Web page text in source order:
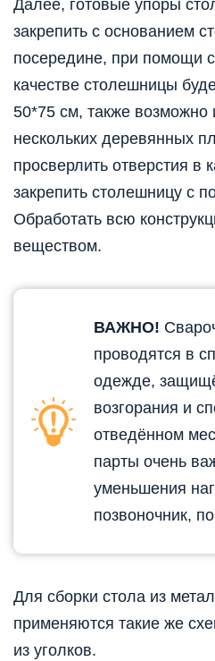
Далее, готовые упоры
закрепить с основанием
посередине, при помощи
качестве столешницы
50*75 см, также возможно
нескольких деревянных
просверлить отверстия в
закрепить столешницу с
Обработать всю
веществом.
ВАЖНО!
проводятся в
одежде,
возгорания и
отведённом
парты очень
уменьшения
позвоночник,
Для сборки стола из
применяются такие же
из уголков.